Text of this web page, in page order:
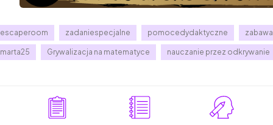
escaperoom zadaniespecjalne pomocedydaktyczne zabawa
marta25 Grywalizacja na matematyce nauczanie przez odkrywanie